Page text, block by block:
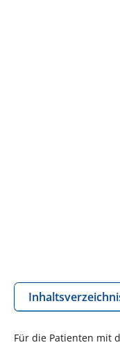
Für die Patienten mit